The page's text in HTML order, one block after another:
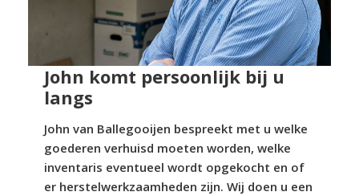
John komt persoonlijk bij u
langs
John van Ballegooijen bespreekt met u welke
goederen verhuisd moeten worden, welke
inventaris eventueel wordt opgekocht en of
er herstelwerkzaamheden zijn. Wij doen u een